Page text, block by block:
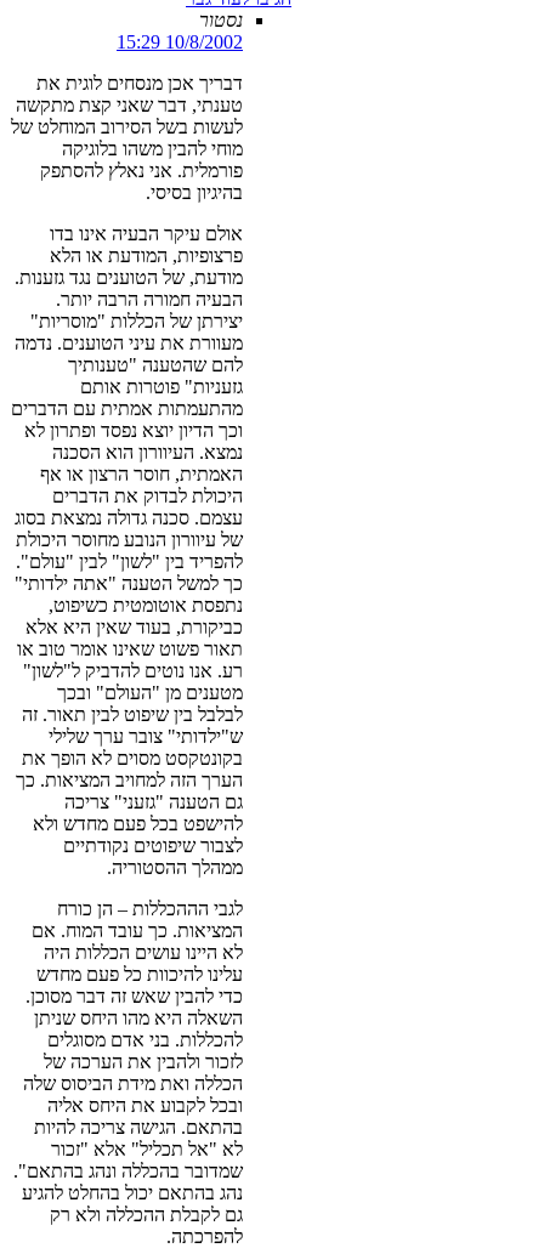
נסטור
10/8/2002 15:29
דבריך אכן מנסחים לוגית את
טענתי, דבר שאני קצת מתקשה
לעשות בשל הסירוב המוחלט של
מוחי להבין משהו בלוגיקה
פורמלית. אני נאלץ להסתפק
בהיגיון בסיסי.
אולם עיקר הבעיה אינו בדו
פרצופיות, המודעת או הלא
מודעת, של הטוענים נגד גזענות.
הבעיה חמורה הרבה יותר.
יצירתן של הכללות "מוסריות"
מעוורת את עיני הטוענים. נדמה
להם שהטענה "טענותיך
גזעניות" פוטרות אותם
מהתעמתות אמתית עם הדברים
וכך הדיון יוצא נפסד ופתרון לא
נמצא. העיוורון הוא הסכנה
האמתית, חוסר הרצון או אף
היכולת לבדוק את הדברים
עצמם. סכנה גדולה נמצאת בסוג
של עיוורון הנובע מחוסר היכולת
להפריד בין "לשון" לבין "עולם".
כך למשל הטענה "אתה ילדותי"
נתפסת אוטומטית כשיפוט,
כביקורת, בעוד שאין היא אלא
תאור פשוט שאינו אומר טוב או
רע. אנו נוטים להדביק ל"לשון"
מטענים מן "העולם" ובכך
לבלבל בין שיפוט לבין תאור. זה
ש"ילדותי" צובר ערך שלילי
בקונטקסט מסוים לא הופך את
הערך הזה למחויב המציאות. כך
גם הטענה "גזעני" צריכה
להישפט בכל פעם מחדש ולא
לצבור שיפוטים נקודתיים
ממהלך ההסטוריה.
לגבי הההכללות – הן כורח
המציאות. כך עובד המוח. אם
לא היינו עושים הכללות היה
עלינו להיכוות כל פעם מחדש
כדי להבין שאש זה דבר מסוכן.
השאלה היא מהו היחס שניתן
להכללות. בני אדם מסוגלים
לזכור ולהבין את הערכה של
הכללה ואת מידת הביסוס שלה
ובכל לקבוע את היחס אליה
בהתאם. הגישה צריכה להיות
לא "אל תכליל" אלא "זכור
שמדובר בהכללה ונהג בהתאם".
נהג בהתאם יכול בהחלט להגיע
גם לקבלת ההכללה ולא רק
להפרכתה.